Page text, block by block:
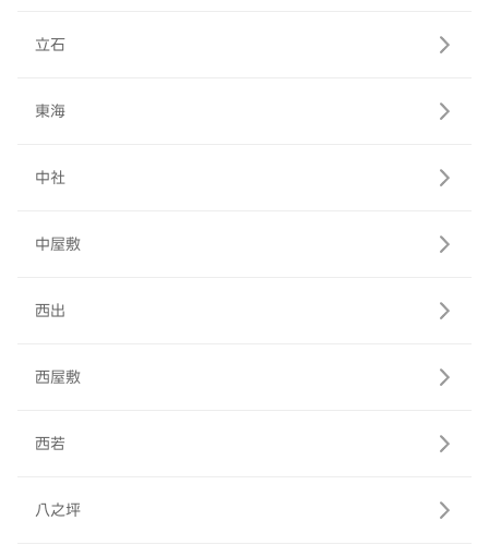
立石
東海
中社
中屋敷
西出
西屋敷
西若
八之坪